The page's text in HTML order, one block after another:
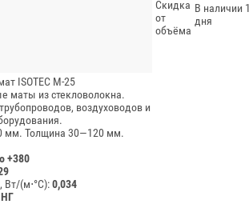
ISOTEC М-25
маты из стекловолокна.
воздуховодов и
мм. Толщина 30—120 мм.
+380
Вт/(м⋅°С):0,034
НГ
Скидка
от
объёма
В наличии
дня